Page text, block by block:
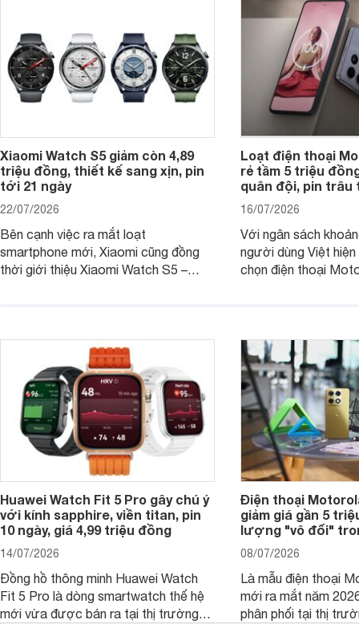
Xiaomi Watch S5 giảm còn 4,89
triệu đồng, thiết kế sang xịn, pin
tới 21 ngày
22/07/2026
Bên cạnh việc ra mắt loạt
smartphone mới, Xiaomi cũng đồng
thời giới thiệu Xiaomi Watch S5 –
Loạt điện thoại
rẻ tầm 5 triệu
quân đội, pin trâu
16/07/2026
Với ngân sách
người dùng Việt
chọn điện thoại
Huawei Watch Fit 5 Pro gây chú ý
với kính sapphire, viền titan, pin
10 ngày, giá 4,99 triệu đồng
14/07/2026
Đồng hồ thông minh Huawei Watch
Fit 5 Pro là dòng smartwatch thế hệ
mới vừa được bán ra tại thị trường
Điện thoại
giảm giá gần 5
lượng "vô đối"
08/07/2026
Là mẫu điện thoại
mới ra mắt năm
phân phối tại thị